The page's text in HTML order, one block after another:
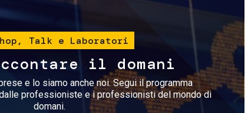
Talk e Laboratori
il domani
e lo siamo anche noi. Segui il programma
professioniste e i professionisti del mondo di
domani.